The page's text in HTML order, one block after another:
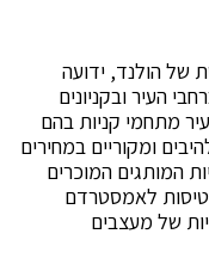
של הולנד, ידועה
העיר ובקניונים
מתחמי קניות בהם
ומקוריים במחירים
המותגים המוכרים
לאמסטרדם
של מעצבים